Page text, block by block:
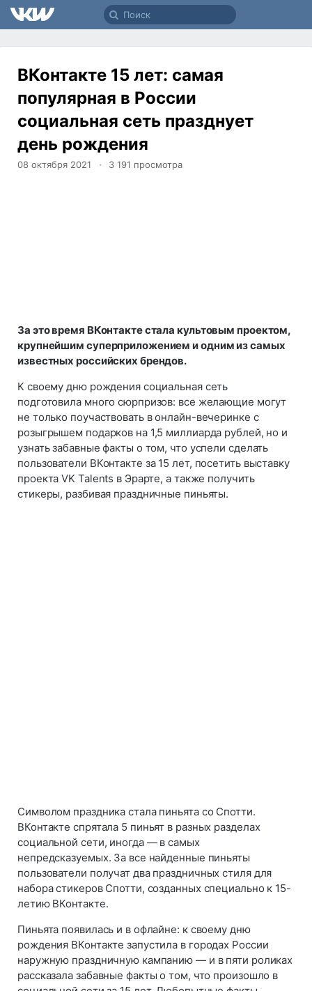
ВКонтакте 15 лет: самая
популярная в России
социальная сеть празднует
день рождения
08 октября 2021 3 191 просмотра
За это время ВКонтакте стала культовым проектом,
крупнейшим суперприложением и одним из самых
известных российских брендов.
К своему дню рождения социальная сеть
подготовила много сюрпризов: все желающие могут
не только поучаствовать в онлайн-вечеринке с
розыгрышем подарков на 1,5 миллиарда рублей, но и
узнать забавные факты о том, что успели сделать
пользователи ВКонтакте за 15 лет, посетить выставку
проекта VK Talents в Эрарте, а также получить
стикеры, разбивая праздничные пиньяты.
Символом праздника стала пиньята со Спотти.
ВКонтакте спрятала 5 пиньят в разных разделах
социальной сети, иногда — в самых
непредсказуемых. За все найденные пиньяты
пользователи получат два праздничных стиля для
набора стикеров Спотти, созданных специально к 15-
летию ВКонтакте.
Пиньята появилась и в офлайне: к своему дню
рождения ВКонтакте запустила в городах России
наружную праздничную кампанию — и в пяти роликах
рассказала забавные факты о том, что произошло в